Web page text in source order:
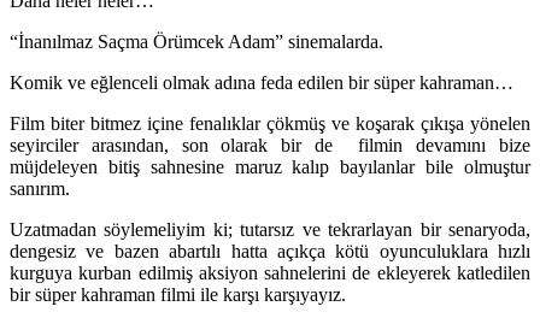
“İnanılmaz Saçma Örümcek Adam” sinemalarda.
Komik ve eğlenceli olmak adına feda edilen bir süper kahraman…
Film biter bitmez içine fenalıklar çökmüş ve koşarak çıkışa yönelen
seyirciler arasından, son olarak bir de filmin devamını bize
müjdeleyen bitiş sahnesine maruz kalıp bayılanlar bile olmuştur
sanırım.
Uzatmadan söylemeliyim ki; tutarsız ve tekrarlayan bir senaryoda,
dengesiz ve bazen abartılı hatta açıkça kötü oyunculuklara hızlı
kurguya kurban edilmiş aksiyon sahnelerini de ekleyerek katledilen
bir süper kahraman filmi ile karşı karşıyayız.